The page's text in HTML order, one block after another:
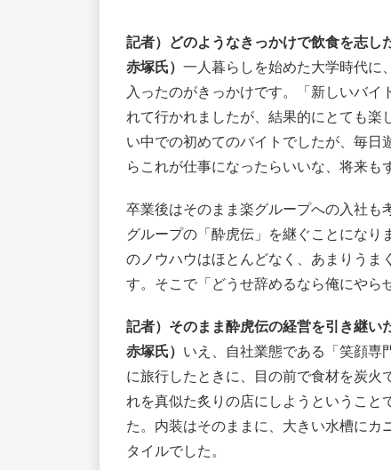
記者）どのようなきっかけで飲食を志し
赤塚氏） 一人暮らしを始めた大学時代に
入ったのがきっかけです。「新しいバ
れて行かれましたが、結果的にとても楽
い中での初めてのバイトでしたが、毎
らこれが仕事になったらいいな、将来も
卒業後はそのまま楽グループへの入社も
グループの「酔虎伝」を継ぐことにな
のノウハウはほとんどなく、あまりうま
す。そこで「どうせ辞めるなら俺にやら
記者）そのまま酔虎伝の経営を引き継い
赤塚氏） いえ、自社業態である「笑顔専
に旅行したときに、目の前で食材を炭
れを真似た炙りの店にしようということ
た。内装はそのままに、大きい水槽にカ
タイルでした。